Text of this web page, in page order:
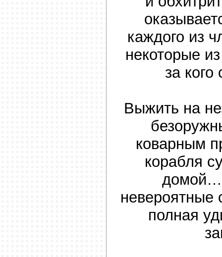
каждого из
некоторые
за
Выжить на
коварным
корабля
домой…
невероятные
полная